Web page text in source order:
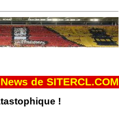
de SITERCL.COM
!